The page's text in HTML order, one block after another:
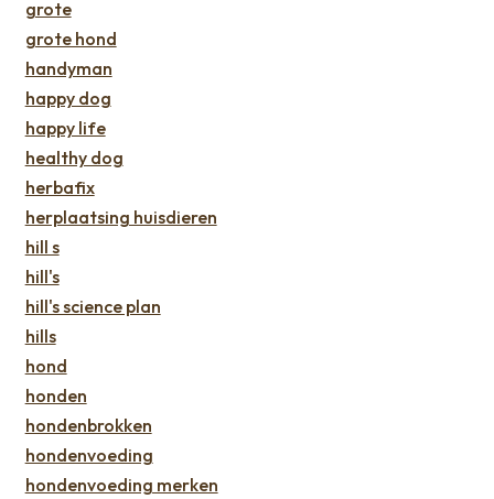
grote
grote hond
handyman
happy dog
happy life
healthy dog
herbafix
herplaatsing huisdieren
hill s
hill's
hill's science plan
hills
hond
honden
hondenbrokken
hondenvoeding
hondenvoeding merken